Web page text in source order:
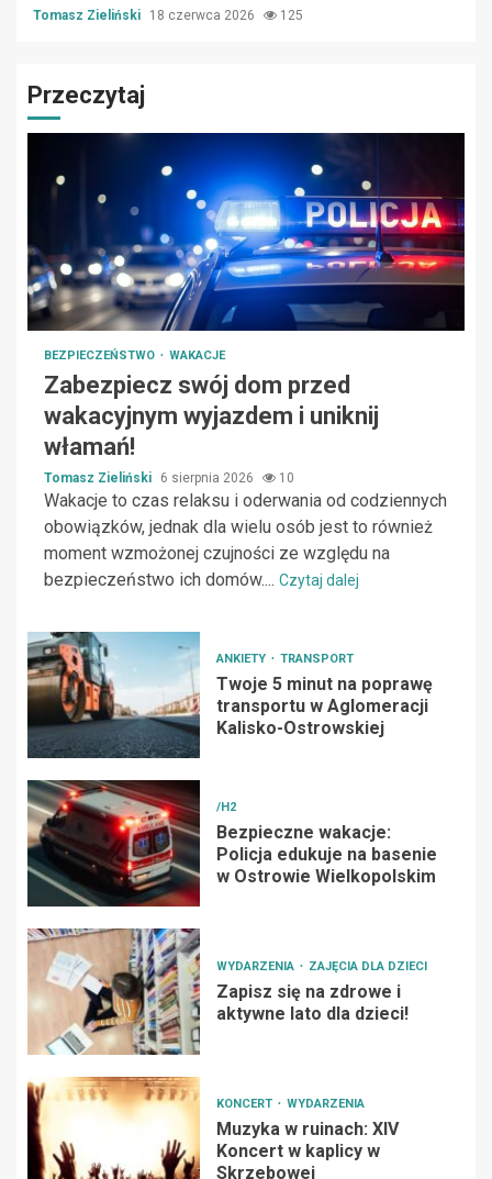
Tomasz Zieliński 18 czerwca 2026 125
Przeczytaj
BEZPIECZEŃSTWO WAKACJE
Zabezpiecz swój dom przed
wakacyjnym wyjazdem i uniknij
włamań!
Tomasz Zieliński 6 sierpnia 2026 10
Wakacje to czas relaksu i oderwania od codziennych
obowiązków, jednak dla wielu osób jest to również
moment wzmożonej czujności ze względu na
bezpieczeństwo ich domów.... Czytaj dalej
ANKIETY TRANSPORT
Twoje 5 minut na poprawę
transportu w Aglomeracji
Kalisko-Ostrowskiej
/H2
Bezpieczne wakacje:
Policja edukuje na basenie
w Ostrowie Wielkopolskim
WYDARZENIA ZAJĘCIA DLA DZIECI
Zapisz się na zdrowe i
aktywne lato dla dzieci!
KONCERT WYDARZENIA
Muzyka w ruinach: XIV
Koncert w kaplicy w
Skrzebowej